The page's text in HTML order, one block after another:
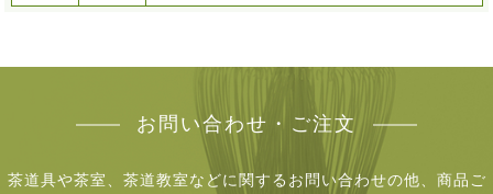
お問い合わせ・ご注文
茶道具や茶室、茶道教室などに関するお問い合わせの他、商品ご